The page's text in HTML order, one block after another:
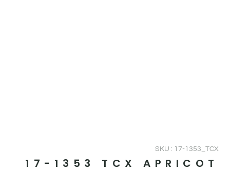
SKU : 17-1353_TCX
17-1353 TCX APRICOT